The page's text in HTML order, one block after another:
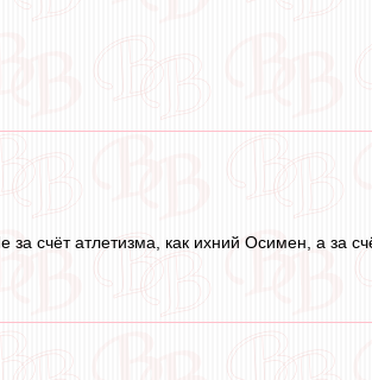
счёт атлетизма, как ихний Осимен, а за